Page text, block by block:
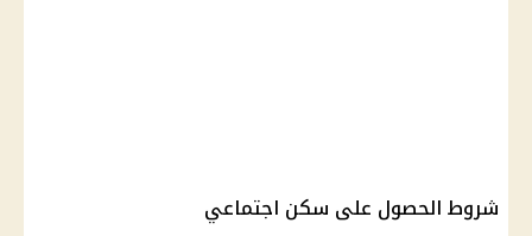
شروط الحصول على سكن اجتماعي